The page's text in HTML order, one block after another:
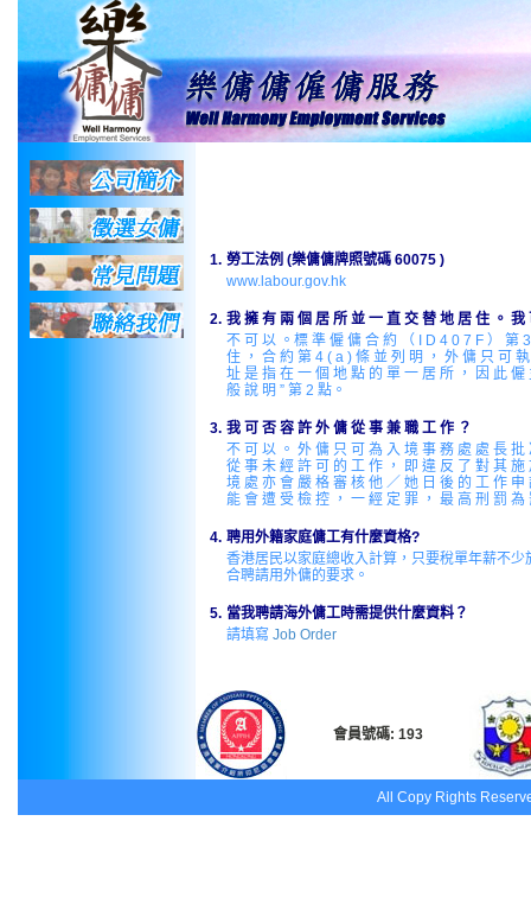
1. 勞工法例 (樂傭傭牌照號碼 60075 )
www.labour.gov.hk
2. 我 擁 有 兩 個 居 所 並 一 直 交 替 地 居 住 。
不 可 以 。標 準 僱 傭 合 約 （ I D 4 0 7 F ） 第
住 ， 合 約 第 4 ( a ) 條 並 列 明 ， 外 傭 只 可
址 是 指 在 一 個 地 點 的 單 一 居 所 ， 因 此
般 說 明 ” 第 2 點。
3. 我 可 否 容 許 外 傭 從 事 兼 職 工 作 ？
不 可 以 。 外 傭 只 可 為 入 境 事 務 處 處 長
從 事 未 經 許 可 的 工 作 ， 即 違 反 了 對 其
境 處 亦 會 嚴 格 審 核 他 ／ 她 日 後 的 工 作
能 會 遭 受 檢 控 ， 一 經 定 罪 ， 最 高 刑 罰
4. 聘用外籍家庭傭工有什麼資格?
香港居民以家庭總收入計算，只要稅單年薪不
合聘請用外傭的要求。
5. 當我聘請海外傭工時需提供什麼資料？
請填寫 Job Order
會員號碼: 193
All Copy Rights